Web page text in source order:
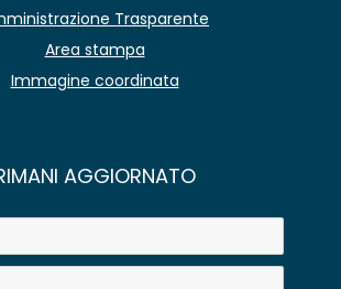
Trasparente
Area stampa
Immagine coordinata
AGGIORNATO